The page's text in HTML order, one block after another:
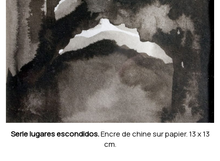
Biographie
Livres
Actualités
Serie lugares escondidos.Encre de chine sur papier. 13 x 13
cm.